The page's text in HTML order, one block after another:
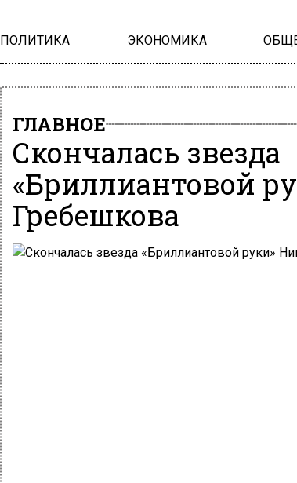
ПОЛИТИКА ЭКОНОМИКА
ГЛАВНОЕ
Скончалась звезда
«Бриллиантовой
Гребешкова